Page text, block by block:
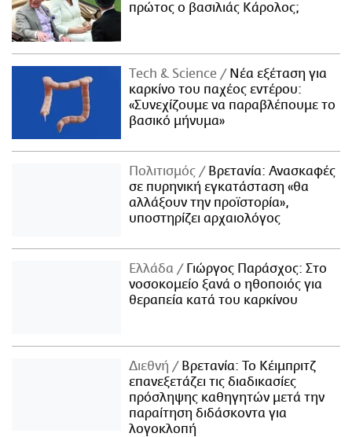
πρώτος ο βασιλιάς Κάρολος;
Τech & Science
Νέα εξέταση για
καρκίνο του παχέος εντέρου:
«Συνεχίζουμε να παραβλέπουμε το
βασικό μήνυμα»
Πολιτισμός
Βρετανία: Ανασκαφές
σε πυρηνική εγκατάσταση «θα
αλλάξουν την προϊστορία»,
υποστηρίζει αρχαιολόγος
Ελλάδα
Γιώργος Παράσχος: Στο
νοσοκομείο ξανά ο ηθοποιός για
θεραπεία κατά του καρκίνου
Διεθνή
Βρετανία: Το Κέιμπριτζ
επανεξετάζει τις διαδικασίες
πρόσληψης καθηγητών μετά την
παραίτηση διδάσκοντα για
λογοκλοπή